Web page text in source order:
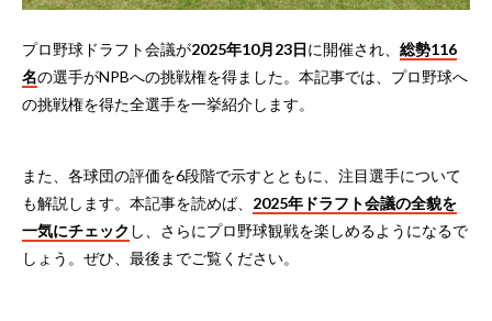
プロ野球ドラフト会議が2025年10月23日に開催され、 総勢116
名の選手がNPBへの挑戦権を得ました。本記事では、プロ野球へ
の挑戦権を得た全選手を一挙紹介します。
また、各球団の評価を6段階で示すとともに、注目選手について
も解説します。本記事を読めば、 2025年ドラフト会議の全貌を
一気にチェック し、さらにプロ野球観戦を楽しめるようになるで
しょう。ぜひ、最後までご覧ください。